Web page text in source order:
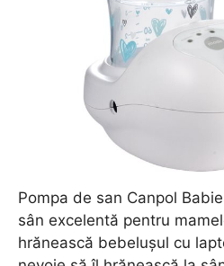
Pompa de san Canpol
sân excelentă pentru
hrănească bebelușul cu